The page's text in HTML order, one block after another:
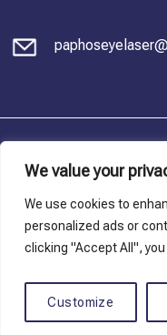
We value your
We use cookies to
personalized ads or
clicking "Accept All",
Customize
Όροι